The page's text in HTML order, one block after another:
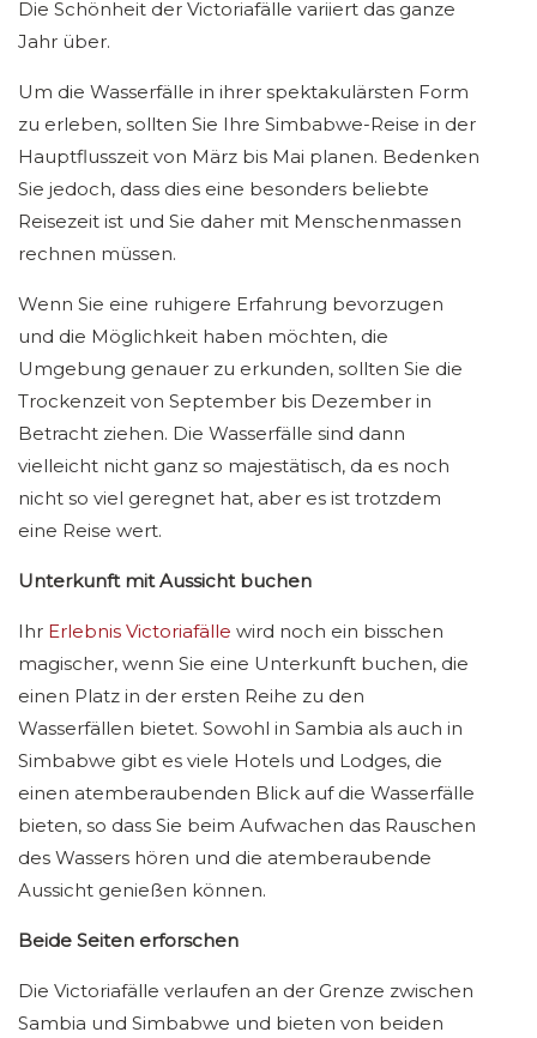
Die Schönheit der Victoriafälle variiert das ganze
Jahr über.
Um die Wasserfälle in ihrer spektakulärsten Form
zu erleben, sollten Sie Ihre Simbabwe-Reise in der
Hauptflusszeit von März bis Mai planen. Bedenken
Sie jedoch, dass dies eine besonders beliebte
Reisezeit ist und Sie daher mit Menschenmassen
rechnen müssen.
Wenn Sie eine ruhigere Erfahrung bevorzugen
und die Möglichkeit haben möchten, die
Umgebung genauer zu erkunden, sollten Sie die
Trockenzeit von September bis Dezember in
Betracht ziehen. Die Wasserfälle sind dann
vielleicht nicht ganz so majestätisch, da es noch
nicht so viel geregnet hat, aber es ist trotzdem
eine Reise wert.
Unterkunft mit Aussicht buchen
Ihr Erlebnis Victoriafälle wird noch ein bisschen
magischer, wenn Sie eine Unterkunft buchen, die
einen Platz in der ersten Reihe zu den
Wasserfällen bietet. Sowohl in Sambia als auch in
Simbabwe gibt es viele Hotels und Lodges, die
einen atemberaubenden Blick auf die Wasserfälle
bieten, so dass Sie beim Aufwachen das Rauschen
des Wassers hören und die atemberaubende
Aussicht genießen können.
Beide Seiten erforschen
Die Victoriafälle verlaufen an der Grenze zwischen
Sambia und Simbabwe und bieten von beiden